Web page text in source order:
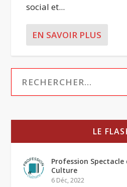
social et...
EN SAVOIR PLUS
LE
Profession
Culture
6 Déc, 2022